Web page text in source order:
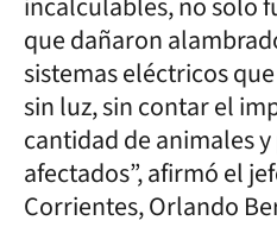
que dañaron
sistemas eléctricos
sin luz, sin contar el
cantidad de animales
afectados”, afirmó el
Corrientes, Orlando